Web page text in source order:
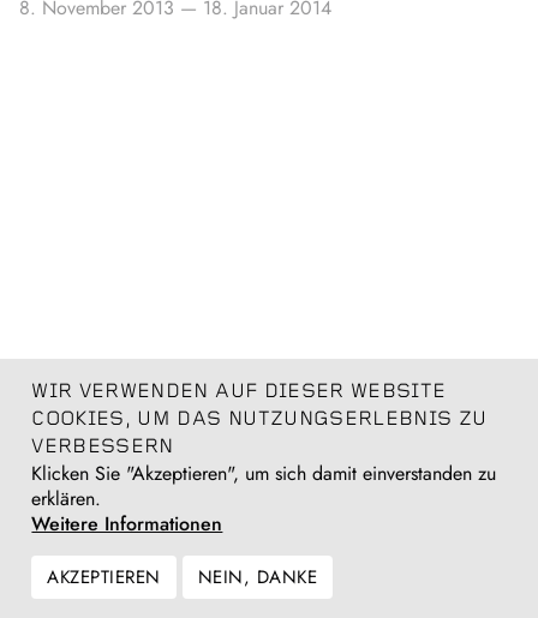
8. November 2013 — 18. Januar 2014
WIR VERWENDEN AUF DIESER WEBSITE
COOKIES, UM DAS NUTZUNGSERLEBNIS ZU
VERBESSERN
Klicken Sie "Akzeptieren", um sich damit einverstanden zu
erklären.
Weitere Informationen
AKZEPTIEREN NEIN, DANKE